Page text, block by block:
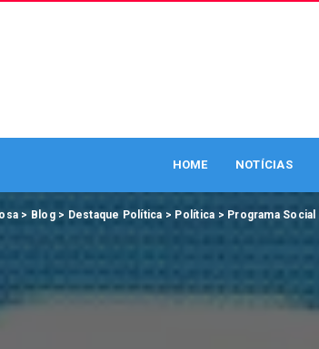
HOME NOTÍCIAS
> Blog> Destaque Política > Política > Programa Social